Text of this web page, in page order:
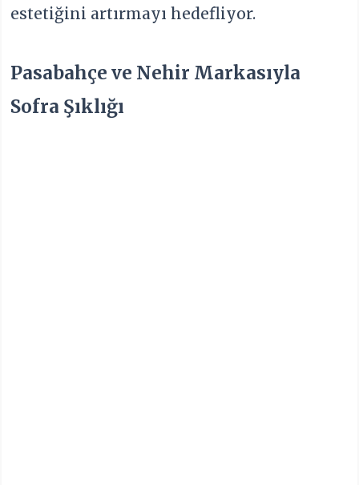
estetiğini artırmayı hedefliyor.
Pasabahçe ve Nehir Markasıyla
Sofra Şıklığı